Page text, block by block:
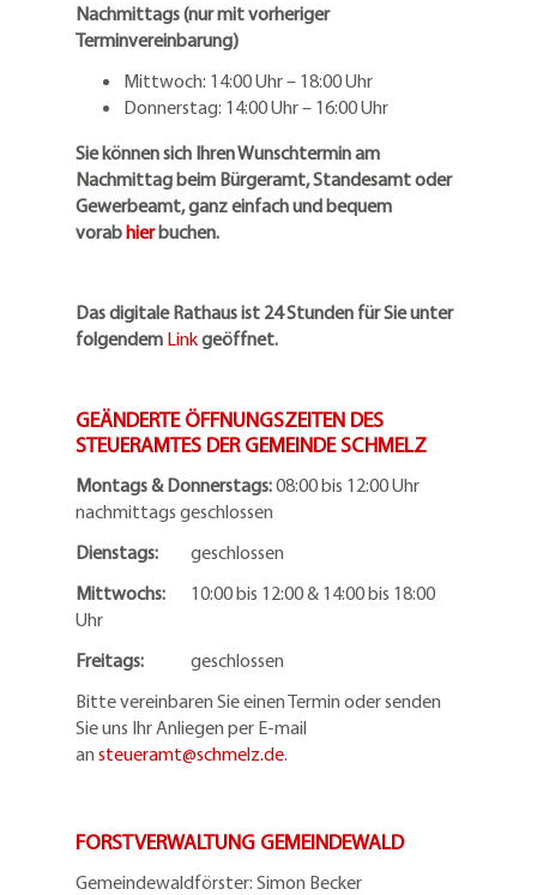
Nachmittags (nur mit vorheriger
Terminvereinbarung)
Mittwoch: 14:00 Uhr – 18:00 Uhr
Donnerstag: 14:00 Uhr – 16:00 Uhr
Sie können sich Ihren Wunschtermin am
Nachmittag beim Bürgeramt, Standesamt oder
Gewerbeamt, ganz einfach und bequem
vorabhierbuchen.
Das digitale Rathaus ist 24 Stunden für Sie unter
folgendem Linkgeöffnet.
GEÄNDERTE ÖFFNUNGSZEITEN DES
STEUERAMTES DER GEMEINDE SCHMELZ
Montags & Donnerstags:08:00 bis 12:00 Uhr
nachmittags geschlossen
Dienstags:
geschlossen
Mittwochs:
10:00 bis 12:00 & 14:00 bis 18:00
Uhr
Freitags:
geschlossen
Bitte vereinbaren Sie einen Termin oder senden
Sie uns Ihr Anliegen per E-mail
an steueramt@schmelz.de.
FORSTVERWALTUNG GEMEINDEWALD
Gemeindewaldförster: Simon Becker